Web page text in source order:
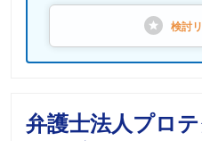
検討
弁護士法人プロ